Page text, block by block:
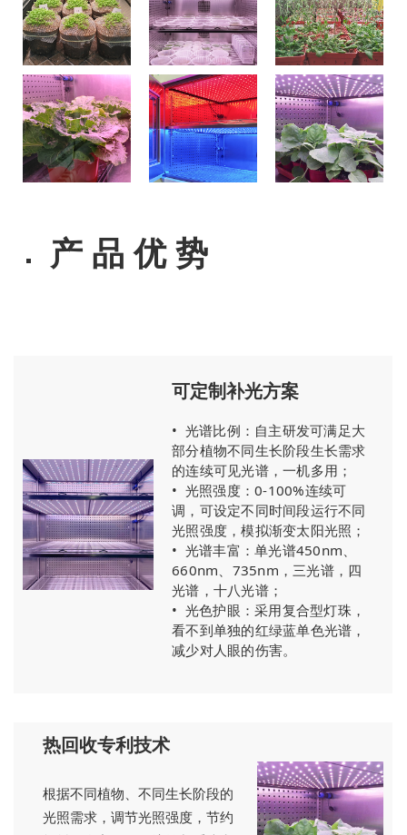
产 品 优 势
可定制补光方案
• 光谱比例：自主研发可满足大
部分植物不同生长阶段生长需求
的连续可见光谱，一机多用；
• 光照强度：0-100%连续可
调，可设定不同时间段运行不同
光照强度，模拟渐变太阳光照；
• 光谱丰富：单光谱450nm、
660nm、735nm，三光谱，四
光谱，十八光谱；
• 光色护眼：采用复合型灯珠，
看不到单独的红绿蓝单色光谱，
减少对人眼的伤害。
热回收专利技术
根据不同植物、不同生长阶段的
光照需求，调节光照强度，节约